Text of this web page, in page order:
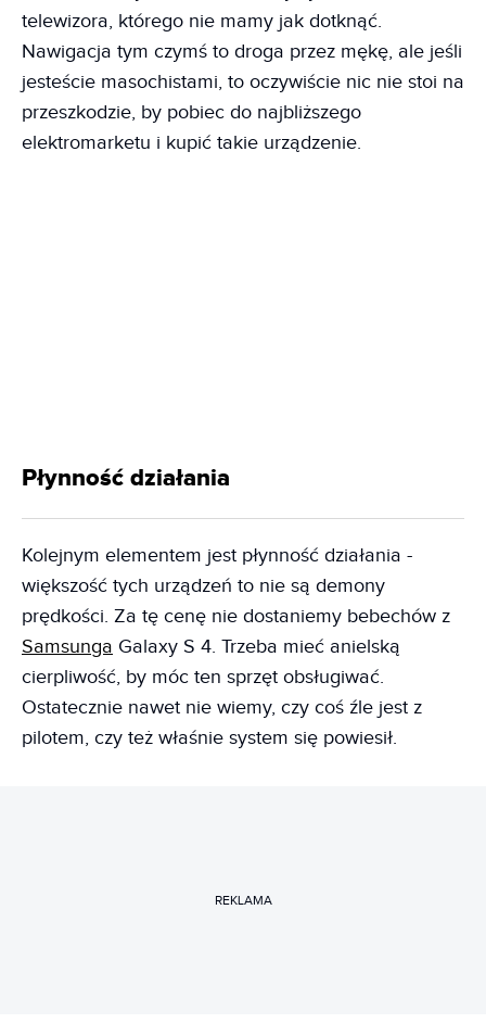
telewizora, którego nie mamy jak dotknąć.
Nawigacja tym czymś to droga przez mękę, ale jeśli
jesteście masochistami, to oczywiście nic nie stoi na
przeszkodzie, by pobiec do najbliższego
elektromarketu i kupić takie urządzenie.
Płynność działania
Kolejnym elementem jest płynność działania -
większość tych urządzeń to nie są demony
prędkości. Za tę cenę nie dostaniemy bebechów z
Samsunga Galaxy S 4. Trzeba mieć anielską
cierpliwość, by móc ten sprzęt obsługiwać.
Ostatecznie nawet nie wiemy, czy coś źle jest z
pilotem, czy też właśnie system się powiesił.
REKLAMA